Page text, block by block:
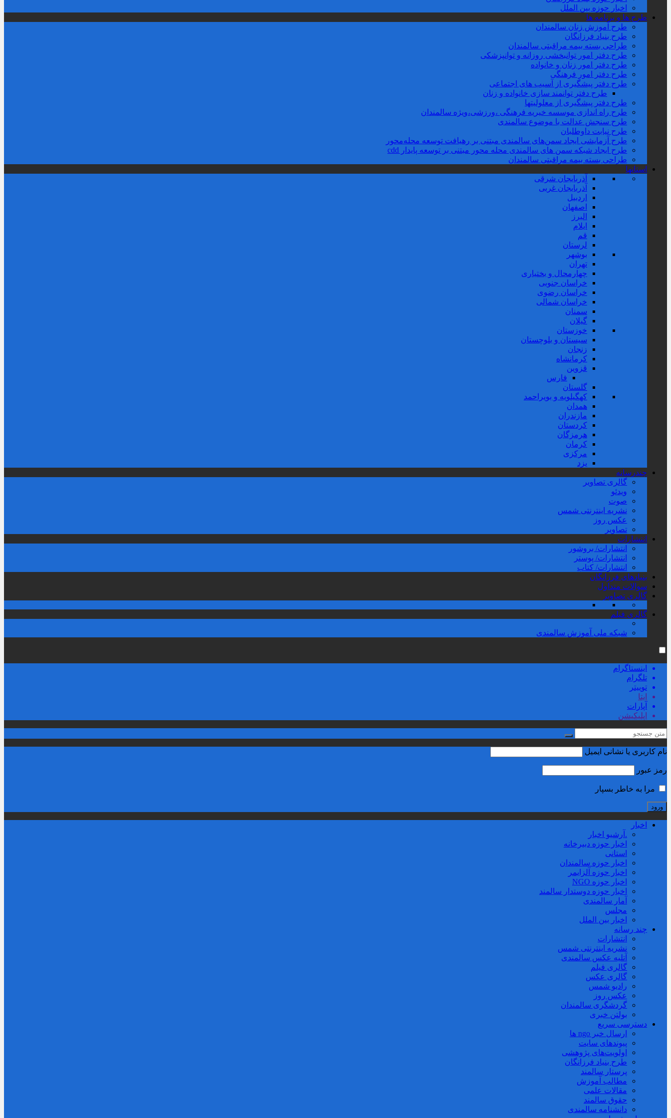
اخبار حوزه بین الملل
طرح ها و برنامه ها
طرح آموزش زنان سالمندان
طرح بنیاد فرزانگان
طراحی بسته بیمه مراقبتی سالمندان
طرح دفتر امور توانبخشی روزانه و توانپزشکی
طرح دفتر امور زنان و خانواده
طرح دفتر امور فرهنگی
طرح دفتر پیشگیری از آسیب های اجتماعی
طرح دفتر توانمند سازی خانواده و زنان
طرح دفتر پیشگیری از معلولیتها
طرح راه اندازی موسسه خیریه فرهنگی ،ورزشی،ویژه سالمندان
طرح سنجش عدالت با موضوع سالمندی
طرح نیابت داوطلبان
طرح آزمایشی ایجاد سمن‌های سالمندی مبتنی بر رهیافت توسعه محله‌‌محور
طرح ایجاد شبکه سمن های سالمندی محله محور مبتنی بر توسعه پایدار cdd
طراحی بسته بیمه مراقبتی سالمندان
استانها
آذربایجان شرقی
آذربایجان غربی
اردبیل
اصفهان
البرز
ایلام
قم
لرستان
بوشهر
تهران
چهارمحال و بختیاری
خراسان جنوبی
خراسان رضوی
خراسان شمالی
سمنان
گیلان
خوزستان
سیستان و بلوچستان
زنجان
کرمانشاه
قزوین
فارس
گلستان
کهگیلویه و بویراحمد
همدان
مازندران
کردستان
هرمزگان
کرمان
مرکزی
یزد
چندرسانه
گالری تصاویر
ویدئو
صوت
نشریه اینترنتی شمس
عکس روز
تصاویر
انتشارات
انتشارات/ بروشور
انتشارات/ پوستر
انتشارات/ کتاب
بنیادهای فرزانگان
سوالات متداول
گالری تصاویر
گالری فیلم
شبکه ملی آموزش سالمندی
اینستاگرام
تلگرام
توییتر
ایتا
آپارات
اپلیکیشن
نام کاربری یا نشانی ایمیل
رمز عبور
مرا به خاطر بسپار
اخبار
.آرشیو اخبار
اخبار حوزه دبیرخانه
استانی
اخبار حوزه سالمندان
اخبار حوزه آلزايمر
اخبار حوزه NGO
اخبار حوزه دوستدار سالمند
آمار سالمندی
مجلس
اخبار بین الملل
چند رسانه
انتشارات
نشریه اینترنتی شمس
آتلیه عکس سالمندی
گالری فیلم
گالری عکس
رادیو شمس
عکس روز
گردشگری سالمندان
بولتن خبری
دسترسی سریع
ارسال خبر ngo ها
پیوندهای سایت
اولویت‌های پژوهشی
طرح بنیاد فرزانگان
پرستار سالمند
مطالب آموزش
مقالات علمی
حقوق سالمند
دانشنامه سالمندی